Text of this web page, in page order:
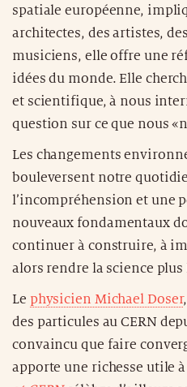
spatiale européenne,
architectes, des artistes,
musiciens, elle offre une
idées du monde. Elle
et scientifique, à nous
question sur ce que nous
Les changements
bouleversent notre
l’incompréhension et une
nouveaux fondamentaux
continuer à construire, à
alors rendre la science
Le physicien Michael Doser
des particules au CERN
convaincu que faire
apporte une richesse utile